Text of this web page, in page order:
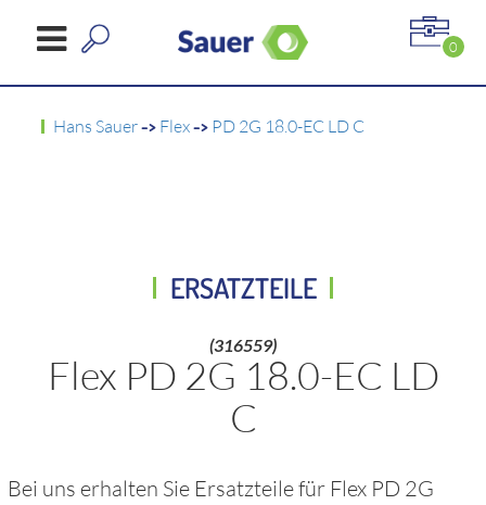
0
Hans Sauer-> Flex-> PD 2G 18.0-EC LD C
ERSATZTEILE
(316559)
Flex PD 2G 18.0-EC LD
C
Bei uns erhalten Sie Ersatzteile für Flex PD 2G